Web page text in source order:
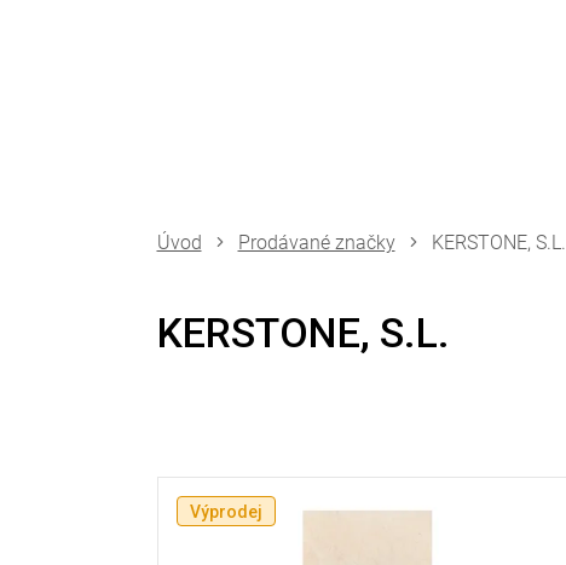
Prodávané značky KERSTONE, S.L.
KERSTONE, S.L.
V
Výprodej